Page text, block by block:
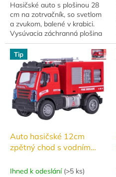
Hasičské auto s plošinou 28
cm na zotrvačník, so svetlom
a zvukom, balené v krabici.
Vysúvacia záchranná plošina
pre akčné zásahy. Batéria 3 ×
LR44 súčasťou balenia na...
Tip
Auto hasičské 12cm
zpětný chod s vodním
Ihned k odeslání (>5 ks)